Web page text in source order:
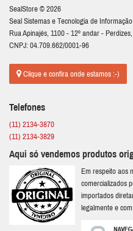
SealStore © 2026
Seal Sistemas e Tecnologia de
Rua Apinajés, 1100 - 12º andar -
CNPJ: 04.709.662/0001-96
Clique e confira onde estamos :-)
Telefones
(11) 2134-3870
(11) 2134-3829
Aqui só vendemos produtos
Em respeito aos
comercializados
importados
legalmente e